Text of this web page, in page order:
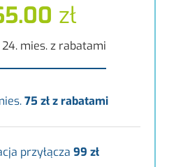
zł
24. mies. z rabatami
75 zł z rabatami
przyłącza 99 zł